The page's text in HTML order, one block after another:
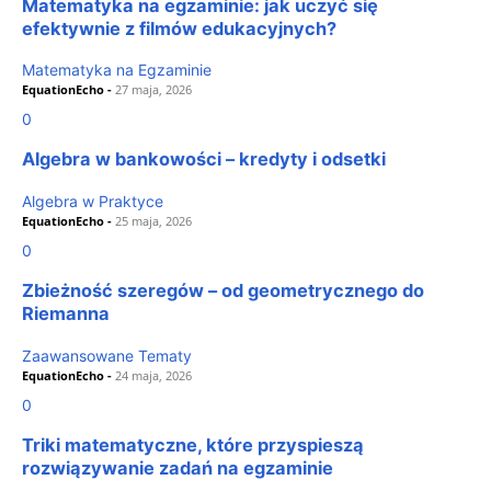
Matematyka na egzaminie: jak uczyć się
efektywnie z filmów edukacyjnych?
Matematyka na Egzaminie
EquationEcho - 27 maja, 2026
0
Algebra w bankowości – kredyty i odsetki
Algebra w Praktyce
EquationEcho - 25 maja, 2026
0
Zbieżność szeregów – od geometrycznego do
Riemanna
Zaawansowane Tematy
EquationEcho - 24 maja, 2026
0
Triki matematyczne, które przyspieszą
rozwiązywanie zadań na egzaminie